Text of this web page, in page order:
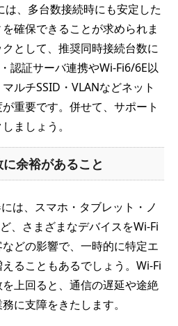
は、多台数接続時にも安定した
確保できることが求められま
として、推奨同時接続台数に
認証サーバ連携やWi-Fi6/6E以
ルチSSID・VLANなどネット
重要です。併せて、サポート
ましょう。
余裕があること
は、スマホ・タブレット・ノ
、さまざまなデバイスをWi-Fi
どの影響で、一時的に特定エ
ることもあるでしょう。Wi-Fi
上回ると、通信の遅延や途絶
に支障をきたします。